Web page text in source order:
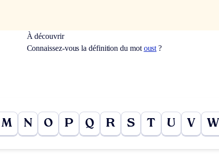
À découvrir
Connaissez-vous la définition du mot oust ?
M N O P Q R S T U V W